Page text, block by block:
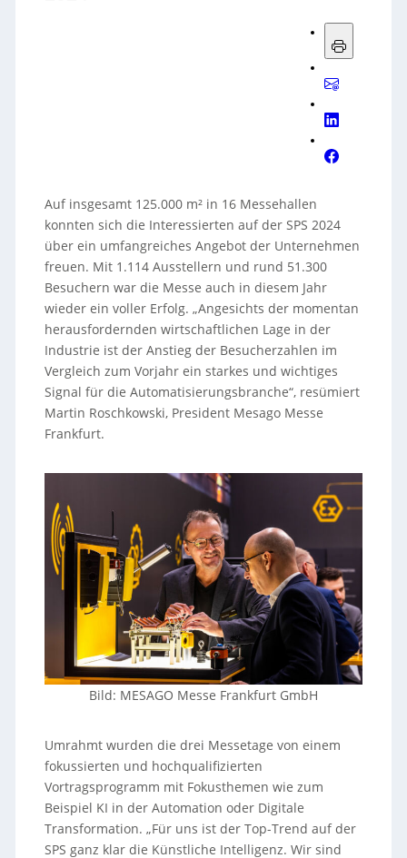
Auf insgesamt 125.000 m² in 16 Messehallen
konnten sich die Interessierten auf der SPS 2024
über ein umfangreiches Angebot der Unternehmen
freuen. Mit 1.114 Ausstellern und rund 51.300
Besuchern war die Messe auch in diesem Jahr
wieder ein voller Erfolg. „Angesichts der momentan
herausfordernden wirtschaftlichen Lage in der
Industrie ist der Anstieg der Besucherzahlen im
Vergleich zum Vorjahr ein starkes und wichtiges
Signal für die Automatisierungsbranche“, resümiert
Martin Roschkowski, President Mesago Messe
Frankfurt.
Bild: MESAGO Messe Frankfurt GmbH
Umrahmt wurden die drei Messetage von einem
fokussierten und hochqualifizierten
Vortragsprogramm mit Fokusthemen wie zum
Beispiel KI in der Automation oder Digitale
Transformation. „Für uns ist der Top-Trend auf der
SPS ganz klar die Künstliche Intelligenz. Wir sind